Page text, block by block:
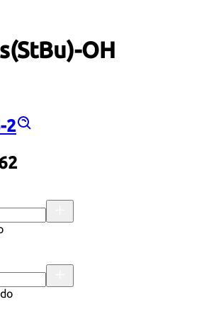
OH
2